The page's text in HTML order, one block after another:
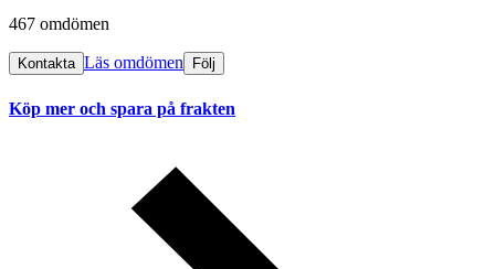
467 omdömen
Kontakta Läs omdömen Följ
Köp mer och spara på frakten